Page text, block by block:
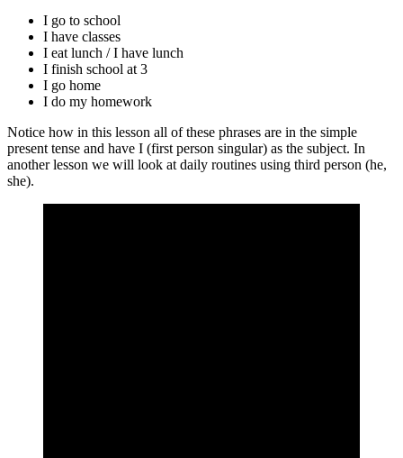
I go to school
I have classes
I eat lunch / I have lunch
I finish school at 3
I go home
I do my homework
Notice how in this lesson all of these phrases are in the simple
present tense and have I (first person singular) as the subject. In
another lesson we will look at daily routines using third person (he,
she).